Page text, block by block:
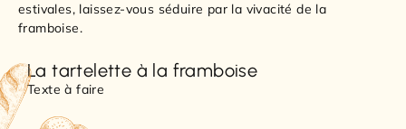
estivales, laissez-vous séduire par la vivacité de la
framboise.
La tartelette à la framboise
Texte à faire